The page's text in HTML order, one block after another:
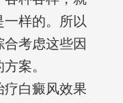
样的。所以
考虑这些因
案。
白癜风效果